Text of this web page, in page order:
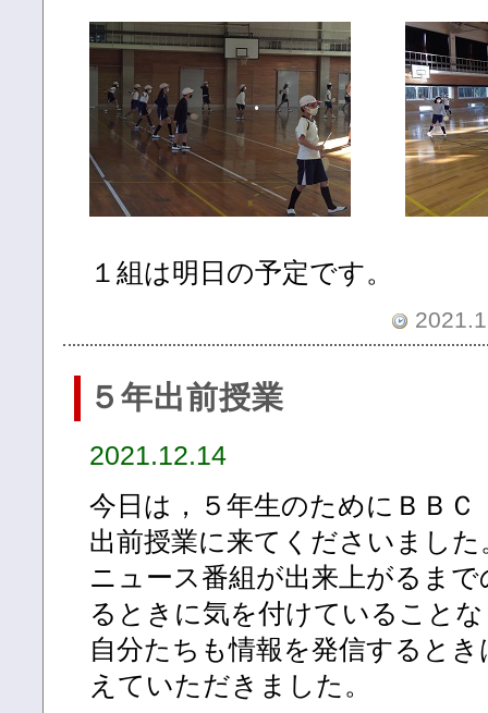
１組は明日の予定です。
５年出前授業
2021.12.14
今日は，５年生のためにＢＢ
出前授業に来てくださいました
ニュース番組が出来上がるま
るときに気を付けていること
自分たちも情報を発信すると
えていただきました。